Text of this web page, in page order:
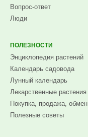
Вопрос-ответ
Люди
ПОЛЕЗНОСТИ
Энциклопедия растений
Календарь садовода
Лунный календарь
Лекарственные растения
Покупка, продажа, обмен
Полезные советы